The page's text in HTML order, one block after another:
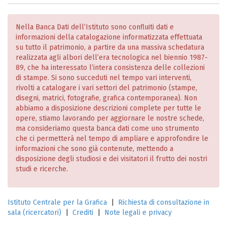
Nella Banca Dati dell’Istituto sono confluiti dati e
informazioni della catalogazione informatizzata effettuata
su tutto il patrimonio, a partire da una massiva schedatura
realizzata agli albori dell’era tecnologica nel biennio 1987-
89, che ha interessato l’intera consistenza delle collezioni
di stampe. Si sono succeduti nel tempo vari interventi,
rivolti a catalogare i vari settori del patrimonio (stampe,
disegni, matrici, fotografie, grafica contemporanea). Non
abbiamo a disposizione descrizioni complete per tutte le
opere, stiamo lavorando per aggiornare le nostre schede,
ma consideriamo questa banca dati come uno strumento
che ci permetterà nel tempo di ampliare e approfondire le
informazioni che sono già contenute, mettendo a
disposizione degli studiosi e dei visitatori il frutto dei nostri
studi e ricerche.
Istituto Centrale per la Grafica
Richiesta di consultazione in
sala (ricercatori)
Crediti Note legali e privacy